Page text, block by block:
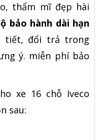
thẩm mĩ đẹp hài
bảo hành dài hạn
tiết, đổi trả trong
ý. miễn phí bảo
xe 16 chỗ Iveco
sau: